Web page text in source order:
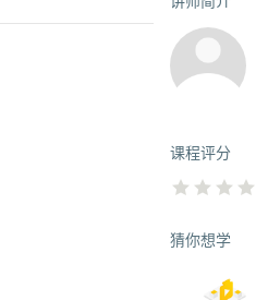
课程评分
猜你想学